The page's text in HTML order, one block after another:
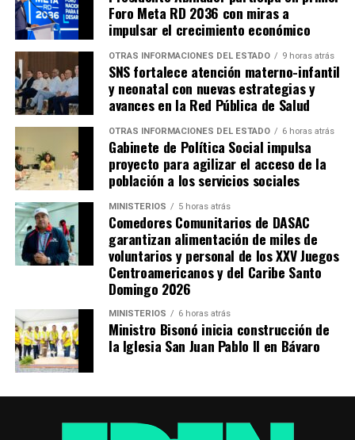
Foro Meta RD 2036 con miras a
impulsar el crecimiento económico
OTRAS INFORMACIONES DEL ESTADO 9 horas atrás
SNS fortalece atención materno-infantil
y neonatal con nuevas estrategias y
avances en la Red Pública de Salud
OTRAS INFORMACIONES DEL ESTADO 6 horas atrás
Gabinete de Política Social impulsa
proyecto para agilizar el acceso de la
población a los servicios sociales
MINISTERIOS 5 horas atrás
Comedores Comunitarios de DASAC
garantizan alimentación de miles de
voluntarios y personal de los XXV Juegos
Centroamericanos y del Caribe Santo
Domingo 2026
MINISTERIOS 6 horas atrás
Ministro Bisonó inicia construcción de
la Iglesia San Juan Pablo II en Bávaro